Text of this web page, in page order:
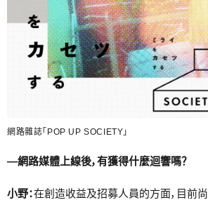
網路雜誌「POP UP SOCIETY」
―網路媒體上線後，有獲得什麼迴響嗎？
小野：在創造收益及招募人員的方面，目前